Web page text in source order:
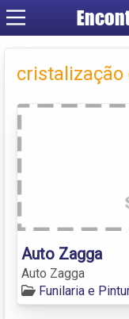
cristalização
Auto Zagga
Auto Zagga
Funilaria e